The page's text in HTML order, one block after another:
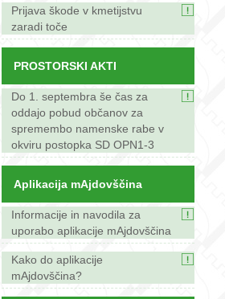
Prijava škode v kmetijstvu
zaradi toče
PROSTORSKI AKTI
Do 1. septembra še čas za
oddajo pobud občanov za
spremembo namenske rabe v
okviru postopka SD OPN1-3
Aplikacija mAjdovščina
Informacije in navodila za
uporabo aplikacije mAjdovščina
Kako do aplikacije
mAjdovščina?